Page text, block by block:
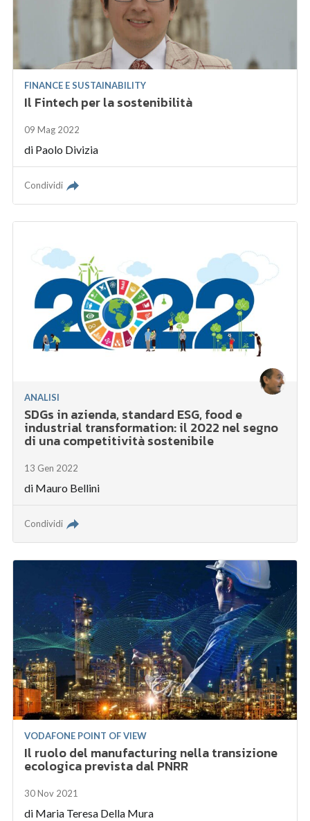
FINANCE E SUSTAINABILITY
Il Fintech per la sostenibilità
09 Mag 2022
di Paolo Divizia
Condividi
ANALISI
SDGs in azienda, standard ESG, food e
industrial transformation: il 2022 nel segno
di una competitività sostenibile
13 Gen 2022
di Mauro Bellini
Condividi
VODAFONE POINT OF VIEW
Il ruolo del manufacturing nella transizione
ecologica prevista dal PNRR
30 Nov 2021
di Maria Teresa Della Mura